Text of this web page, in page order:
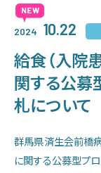
病院紹介
当院の
2024 10.22
給食（入院
関する公募
札について
群馬県済生会前橋
に関する公募型プ